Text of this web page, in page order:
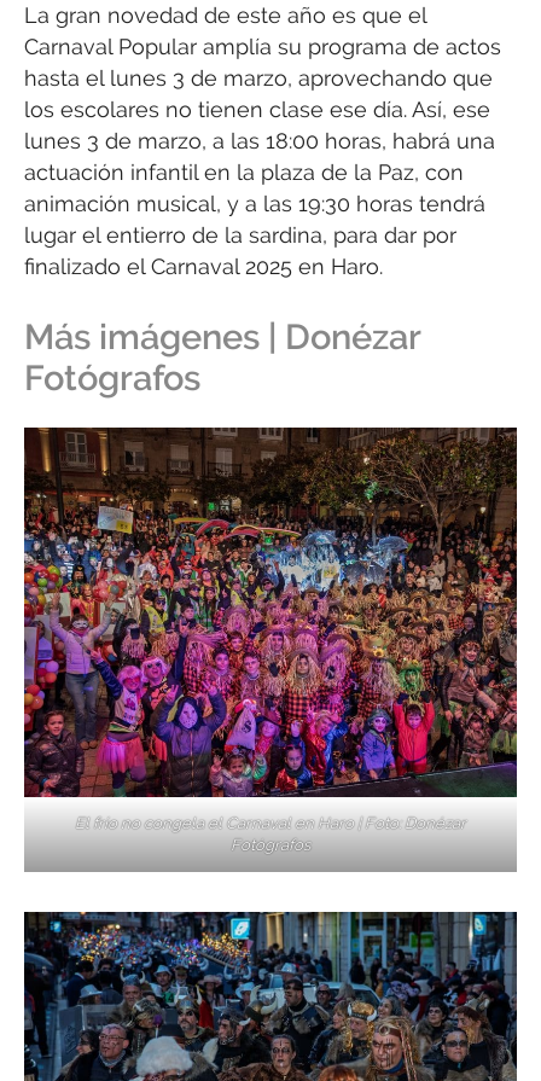
La gran novedad de este año es que el
Carnaval Popular amplía su programa de actos
hasta el lunes 3 de marzo, aprovechando que
los escolares no tienen clase ese día. Así, ese
lunes 3 de marzo, a las 18:00 horas, habrá una
actuación infantil en la plaza de la Paz, con
animación musical, y a las 19:30 horas tendrá
lugar el entierro de la sardina, para dar por
finalizado el Carnaval 2025 en Haro.
Más imágenes | Donézar
Fotógrafos
El frío no congela el Carnaval en Haro | Foto: Donézar
Fotógrafos